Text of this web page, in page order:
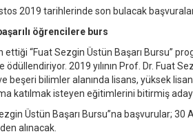
2019 tarihlerinde son bulacak
öğrencilere burs
ettiği “Fuat Sezgin Üstün Başarı Bursu”
ödüllendiriyor. 2019 yılının Prof. Dr. Fuat
beşeri bilimler alanında lisans, yüksek
katılmak isteyen eğitimlerini bitirmiş
Üstün Başarı Bursu”na başvurular;
alınacak.